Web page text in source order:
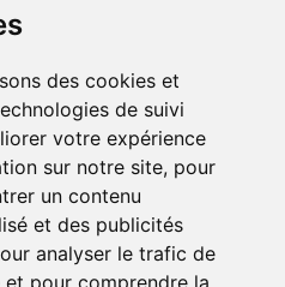
des cookies et
de suivi
votre expérience
sur notre site, pour
un contenu
et des publicités
analyser le trafic de
et pour comprendre la
sociaux